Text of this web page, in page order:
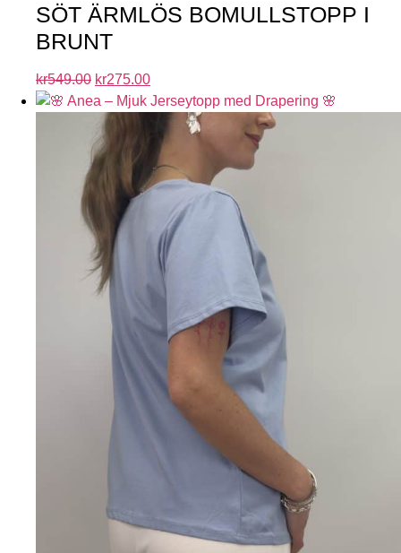
SÖT ÄRMLÖS BOMULLSTOPP I
BRUNT
kr549.00 kr275.00